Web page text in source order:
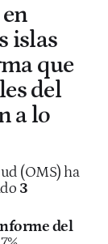
islas
que
del
a lo
(OMS) ha
3
del